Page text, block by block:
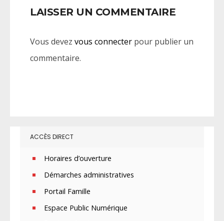
LAISSER UN COMMENTAIRE
Vous devez vous connecter pour publier un
commentaire.
ACCÈS DIRECT
Horaires d’ouverture
Démarches administratives
Portail Famille
Espace Public Numérique